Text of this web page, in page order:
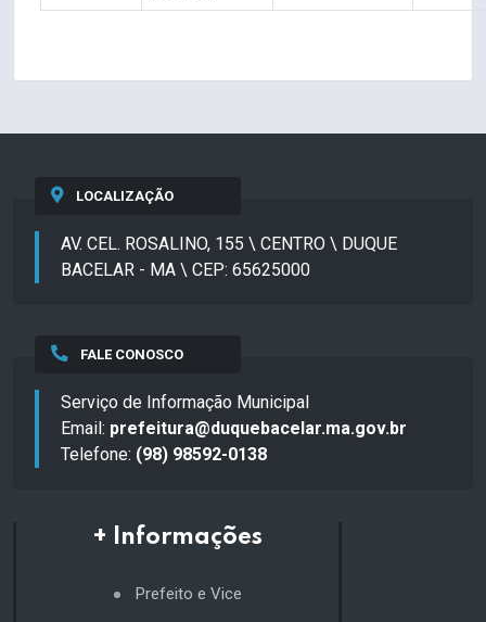
LOCALIZAÇÃO
AV. CEL. ROSALINO, 155 \ CENTRO \ DUQUE
BACELAR - MA \ CEP: 65625000
FALE CONOSCO
Serviço de Informação Municipal
Email: prefeitura@duquebacelar.ma.gov.br
Telefone: (98) 98592-0138
+ Informações
Prefeito e Vice